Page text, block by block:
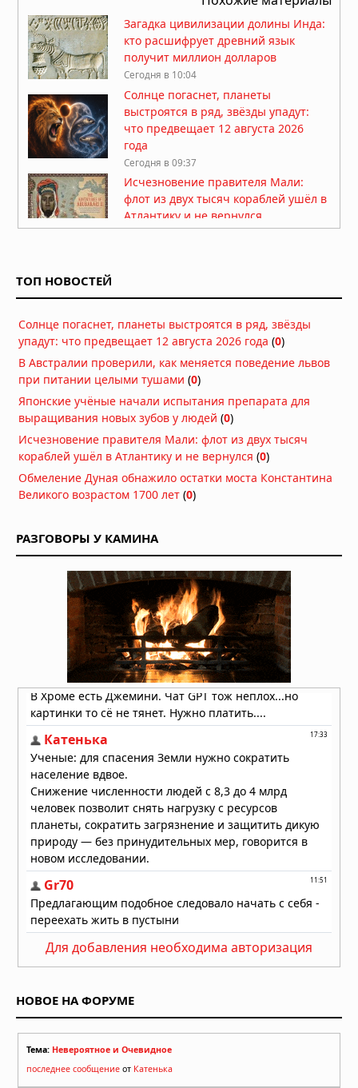
Загадка цивилизации долины Инда:
кто расшифрует древний язык
получит миллион долларов
Сегодня в 10:04
Солнце погаснет, планеты
выстроятся в ряд, звёзды упадут:
что предвещает 12 августа 2026
года
Сегодня в 09:37
Исчезновение правителя Мали:
флот из двух тысяч кораблей ушёл в
Атлантику и не вернулся
Феномен двойников и
статистические аномалии ставят
под сомнение естественное
происхождение значительной части
человечества
Вчера в 10:50
В Египте обнаружена
сорокаметровая структура, которую
исследователи называют
«Звёздными вратами»
Вчера в 10:45
наследие древних цивилизаций
Вчера в 09:00
Мохенджо-Даро: уроки древнего
города
Вчера в 08:36
Тайны древних цивилизаций:
находки, свидетельствующие о
существовании технологически
развитых обществ
Вчера в 08:30
возрастом до 6000 лет с передовой
технологией металлообработки
Вчера в 08:00
ТОП НОВОСТЕЙ
Солнце погаснет, планеты выстроятся в ряд, звёзды
упадут: что предвещает 12 августа 2026 года (0)
В Австралии проверили, как меняется поведение львов
при питании целыми тушами (0)
Японские учёные начали испытания препарата для
выращивания новых зубов у людей (0)
Исчезновение правителя Мали: флот из двух тысяч
кораблей ушёл в Атлантику и не вернулся (0)
Обмеление Дуная обнажило остатки моста Константина
Великого возрастом 1700 лет (0)
РАЗГОВОРЫ У КАМИНА
Для добавления необходима авторизация
НОВОЕ НА ФОРУМЕ
Тема: Невероятное и Очевидное
последнее сообщение от Катенька